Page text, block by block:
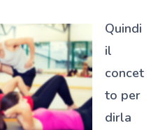
Quindi
il
concet
to per
dirla